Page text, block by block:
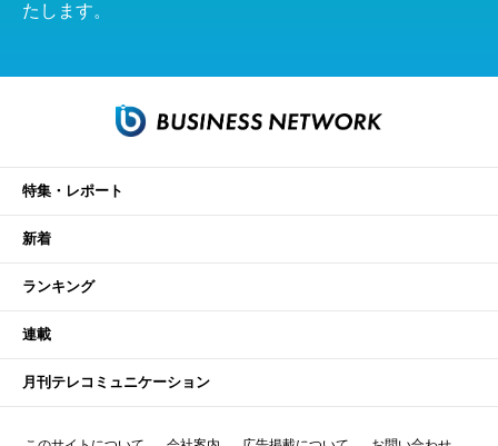
たします。
特集・レポート
新着
ランキング
連載
月刊テレコミュニケーション